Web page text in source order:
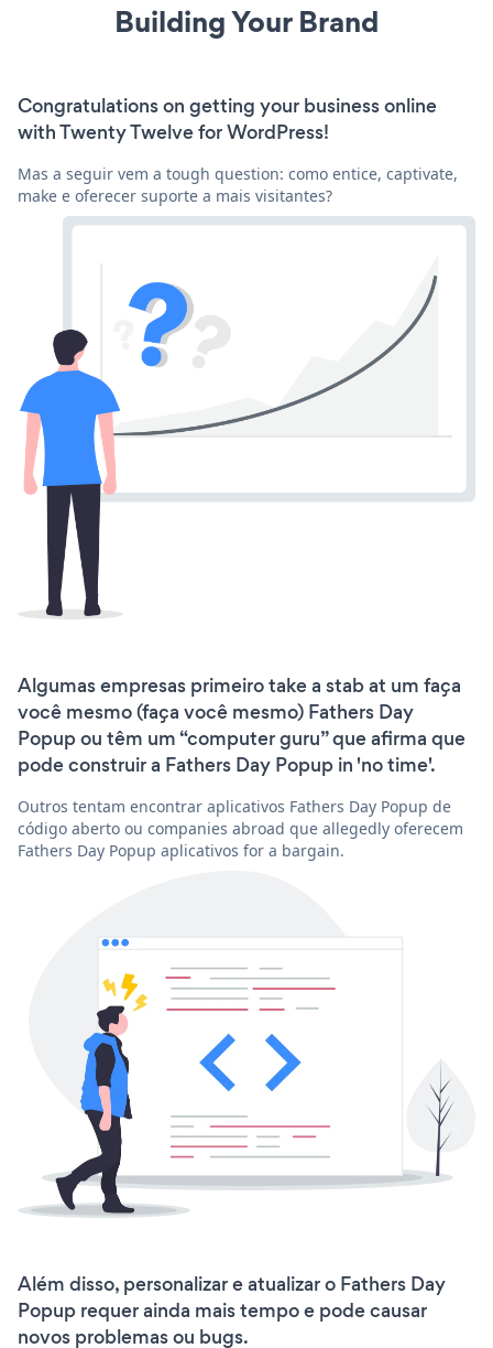
Building Your Brand
Congratulations on getting your business online
with Twenty Twelve for WordPress!
Mas a seguir vem a tough question: como entice, captivate,
make e oferecer suporte a mais visitantes?
Algumas empresas primeiro take a stab at um faça
você mesmo (faça você mesmo) Fathers Day
Popup ou têm um “computer guru” que afirma que
pode construir a Fathers Day Popup in 'no time'.
Outros tentam encontrar aplicativos Fathers Day Popup de
código aberto ou companies abroad que allegedly oferecem
Fathers Day Popup aplicativos for a bargain.
Além disso, personalizar e atualizar o Fathers Day
Popup requer ainda mais tempo e pode causar
novos problemas ou bugs.